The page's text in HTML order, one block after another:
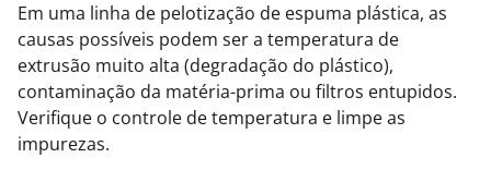
Em uma linha de pelotização de espuma plástica, as
causas possíveis podem ser a temperatura de
extrusão muito alta (degradação do plástico),
contaminação da matéria-prima ou filtros entupidos.
Verifique o controle de temperatura e limpe as
impurezas.